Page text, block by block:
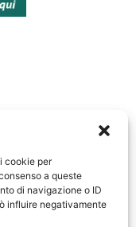
cookie per
a queste
di navigazione o ID
influire negativamente